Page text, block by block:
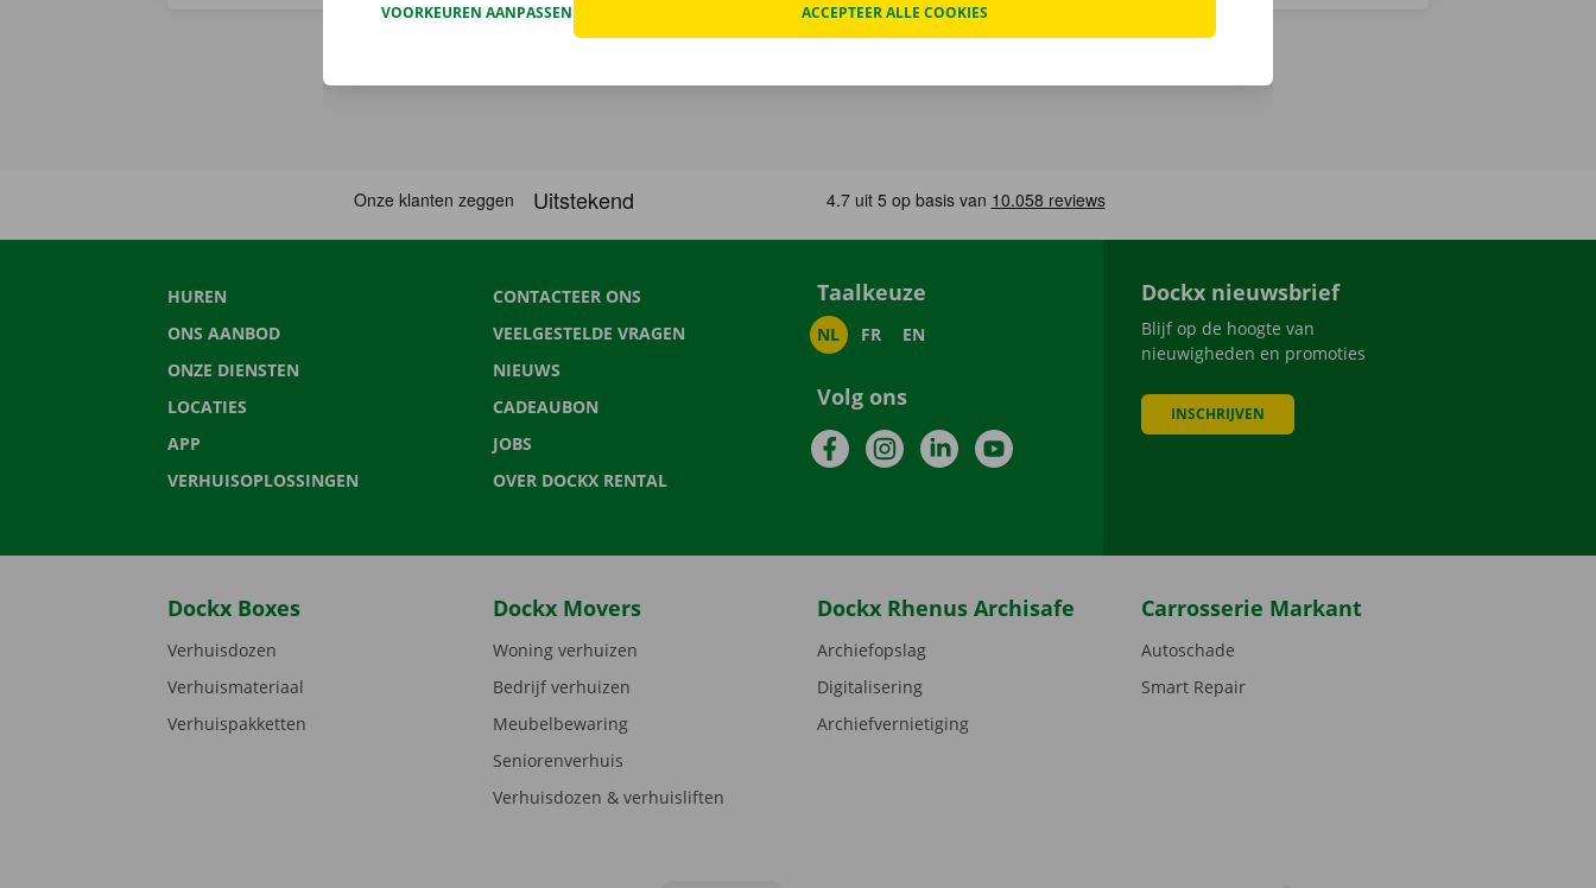
HUREN
ONS AANBOD
ONZE DIENSTEN
LOCATIES
APP
VERHUISOPLOSSINGEN
CONTACTEER ONS
VEELGESTELDE VRAGEN
NIEUWS
CADEAUBON
JOBS
OVER DOCKX RENTAL
Taalkeuze
NL FR EN
Volg ons
FacebookInstagramLinkedInYouTube
Dockx nieuwsbrief
Blijf op de hoogte van
nieuwigheden en promoties
INSCHRIJVEN
Dockx Boxes
Verhuisdozen
Verhuismateriaal
Verhuispakketten
Dockx Movers
Woning verhuizen
Bedrijf verhuizen
Meubelbewaring
Seniorenverhuis
Verhuisdozen & verhuisliften
Dockx Rhenus Archisafe
Archiefopslag
Digitalisering
Archiefvernietiging
Carrosserie Markant
Autoschade
Smart Repair
VOORKEUREN AANPASSEN ACCEPTEER ALLE COOKIES